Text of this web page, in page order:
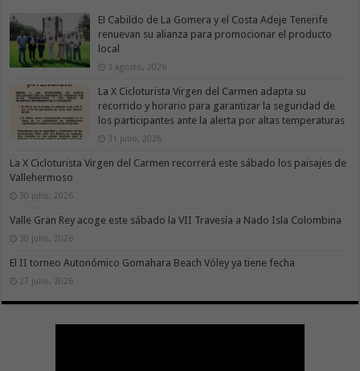
El Cabildo de La Gomera y el Costa Adeje Tenerife
renuevan su alianza para promocionar el producto
local
3 agosto, 2026
La X Cicloturista Virgen del Carmen adapta su
recorrido y horario para garantizar la seguridad de
los participantes ante la alerta por altas temperaturas
31 julio, 2026
La X Cicloturista Virgen del Carmen recorrerá este sábado los paisajes de
Vallehermoso
30 julio, 2026
Valle Gran Rey acoge este sábado la VII Travesía a Nado Isla Colombina
30 julio, 2026
El II torneo Autonómico Gomahara Beach Vóley ya tiene fecha
27 julio, 2026